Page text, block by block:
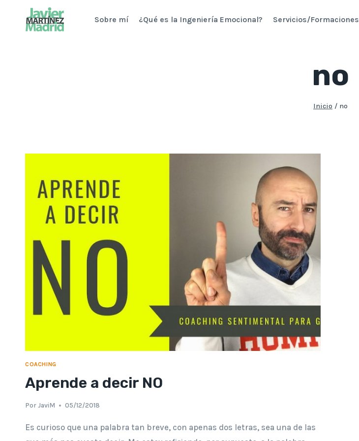
Sobre mí ¿Qué es la Ingeniería Emocional? Servicios/Formaciones
no
Inicio / no
COACHING
Aprende a decir NO
Por JaviM 05/12/2018
Es curioso que una palabra tan breve, con apenas dos letras, sea una de las